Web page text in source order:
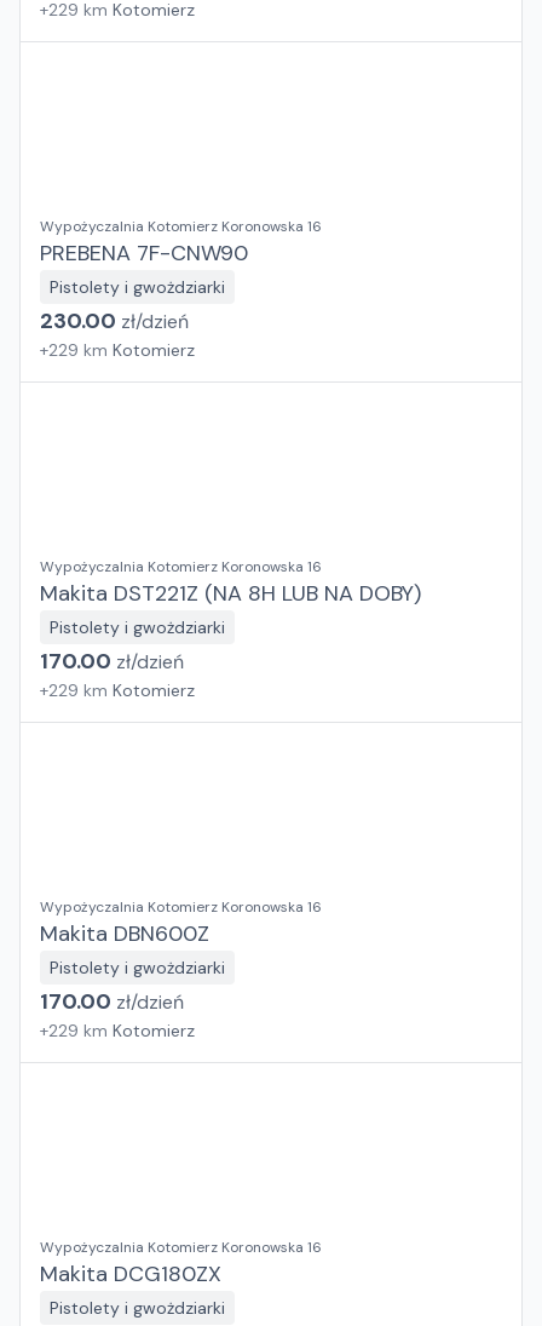
+229 km Kotomierz
Wypożyczalnia Kotomierz Koronowska 16
PREBENA 7F-CNW90
Pistolety i gwożdziarki
230.00 zł/dzień
+229 km Kotomierz
Wypożyczalnia Kotomierz Koronowska 16
Makita DST221Z (NA 8H LUB NA DOBY)
Pistolety i gwożdziarki
170.00 zł/dzień
+229 km Kotomierz
Wypożyczalnia Kotomierz Koronowska 16
Makita DBN600Z
Pistolety i gwożdziarki
170.00 zł/dzień
+229 km Kotomierz
Wypożyczalnia Kotomierz Koronowska 16
Makita DCG180ZX
Pistolety i gwożdziarki